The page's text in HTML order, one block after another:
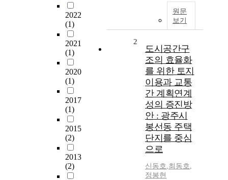
2022
(1)
2021
(1)
2020
(1)
2017
(1)
2015
(2)
2013
(2)
원문
보기
2
도시공간구
조의 효율화
를 위한 토지
이용과 교통
간 계획연계
성의 증진방
안 : 광주시
봉선동 주택
단지를 중심
으로
신동호,최동호,
정봉현